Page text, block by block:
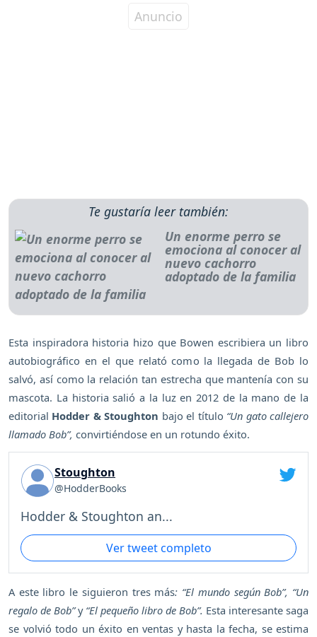
Te gustaría leer también:
Un enorme perro se
emociona al conocer al
nuevo cachorro
adoptado de la familia
Esta inspiradora historia hizo que Bowen escribiera un libro
autobiográfico en el que relató como la llegada de Bob lo
salvó, así como la relación tan estrecha que mantenía con su
mascota. La historia salió a la luz en 2012 de la mano de la
editorial Hodder & Stoughton bajo el título “Un gato callejero
llamado Bob”, convirtiéndose en un rotundo éxito.
Stoughton
@HodderBooks
Hodder & Stoughton an...
Ver tweet completo
A este libro le siguieron tres más: “El mundo según Bob”, “Un
regalo de Bob”y“El pequeño libro de Bob”. Esta interesante saga
se volvió todo un éxito en ventas y hasta la fecha, se estima